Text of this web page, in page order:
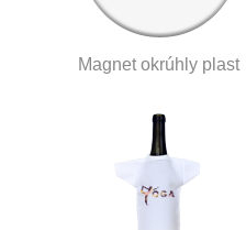
Magnet okrúhly plast